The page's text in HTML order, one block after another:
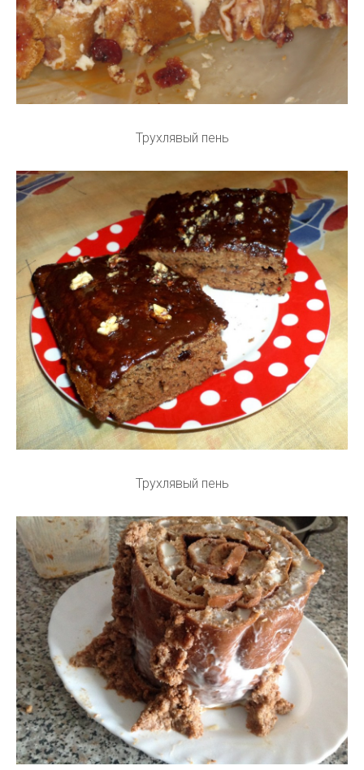
Трухлявый пень
Трухлявый пень